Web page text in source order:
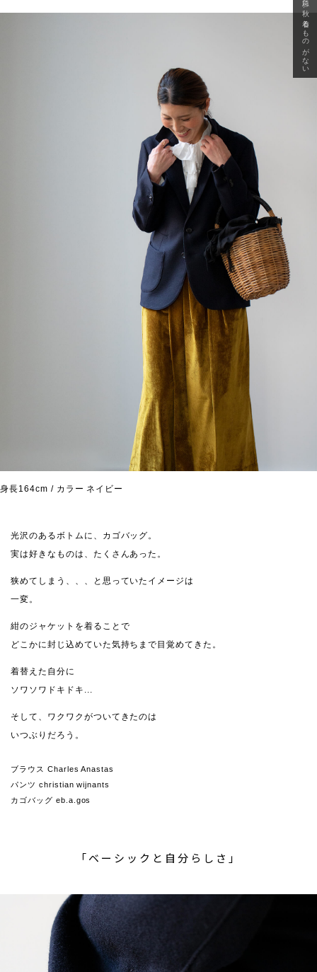
身長164cm / カラー ネイビー
光沢のあるボトムに、カゴバッグ。
実は好きなものは、たくさんあった。
狭めてしまう、、、と思っていたイメージは
一変。
紺のジャケットを着ることで
どこかに封じ込めていた気持ちまで目覚めてきた。
着替えた自分に
ソワソワドキドキ...
そして、ワクワクがついてきたのは
いつぶりだろう。
ブラウス Charles Anastas
パンツ christian wijnants
カゴバッグ eb.a.gos
「ベーシックと自分らしさ」
急に秋、着るものがない